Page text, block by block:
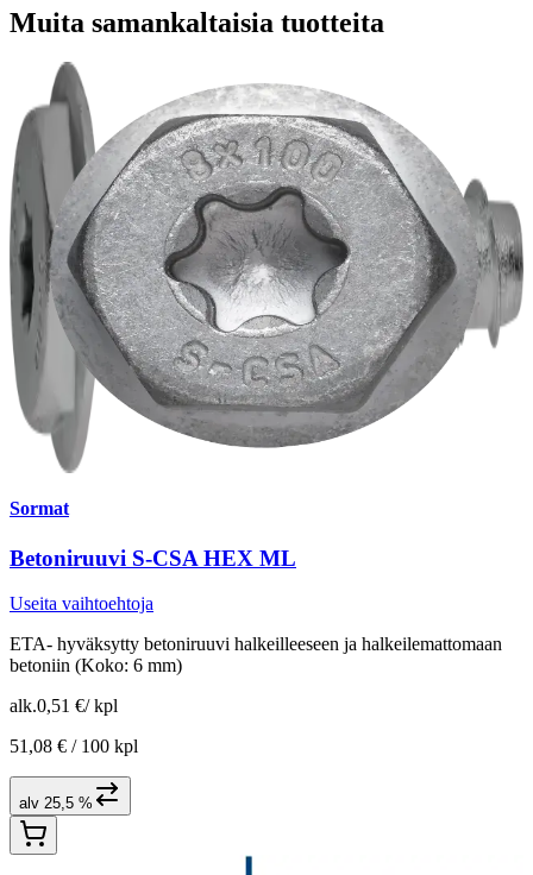
Muita samankaltaisia tuotteita
Sormat
Betoniruuvi S-CSA HEX ML
Useita vaihtoehtoja
ETA- hyväksytty betoniruuvi halkeilleeseen ja halkeilemattomaan
betoniin (Koko: 6 mm)
alk.0,51 €/ kpl
51,08 € / 100 kpl
alv 25,5 %